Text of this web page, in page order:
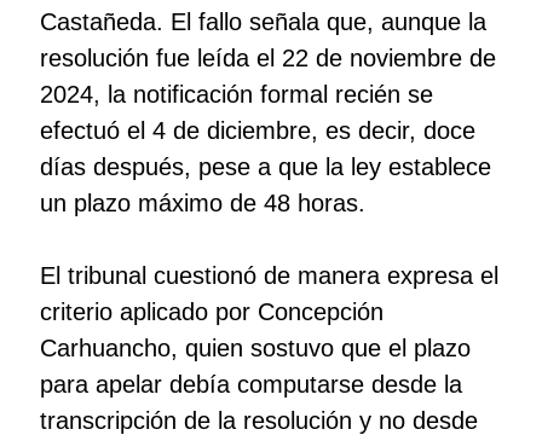
Castañeda. El fallo señala que, aunque la
resolución fue leída el 22 de noviembre de
2024, la notificación formal recién se
efectuó el 4 de diciembre, es decir, doce
días después, pese a que la ley establece
un plazo máximo de 48 horas.
El tribunal cuestionó de manera expresa el
criterio aplicado por Concepción
Carhuancho, quien sostuvo que el plazo
para apelar debía computarse desde la
transcripción de la resolución y no desde